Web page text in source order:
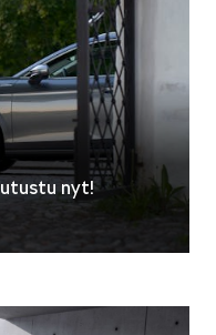
nyt!